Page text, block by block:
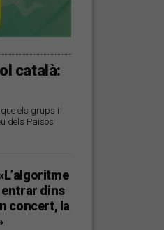
català:
els grups i
dels Països
entrar dins
concert, la